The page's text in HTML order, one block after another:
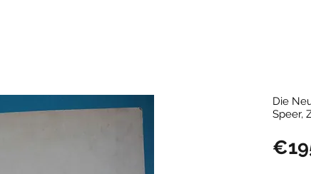
Die
Speer,